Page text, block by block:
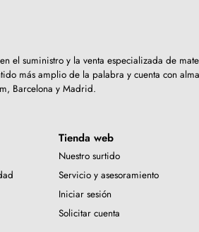
el suministro y la venta especializada de
más amplio de la palabra y cuenta con
Barcelona y Madrid.
Tienda web
Nuestro surtido
Servicio y asesoramiento
Iniciar sesión
Solicitar cuenta